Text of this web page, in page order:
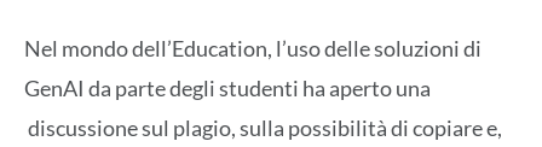
Nel mondo dell’Education, l’uso delle soluzioni di
GenAI da parte degli studenti ha aperto una
discussione sul plagio, sulla possibilità di copiare e,